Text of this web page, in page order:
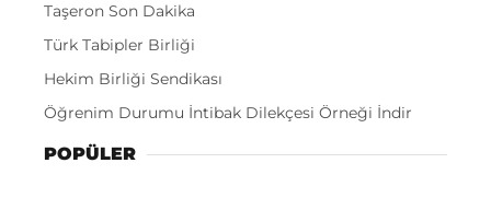
Taşeron Son Dakika
Türk Tabipler Birliği
Hekim Birliği Sendikası
Öğrenim Durumu İntibak Dilekçesi Örneği İndir
POPÜLER